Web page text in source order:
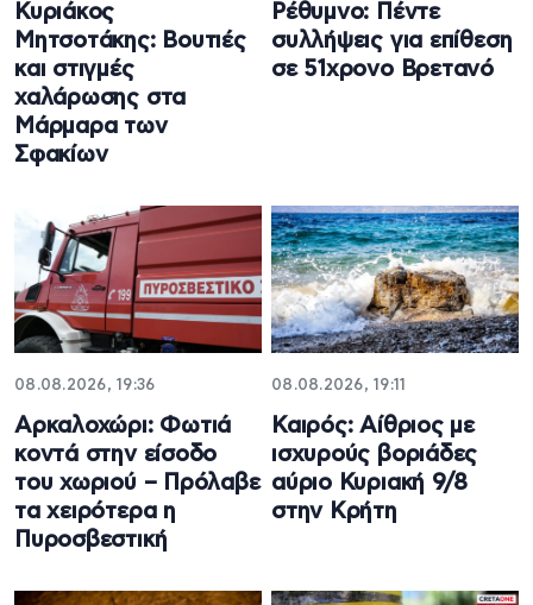
Κυριάκος
Μητσοτάκης: Βουτιές
και στιγμές
χαλάρωσης στα
Μάρμαρα των
Σφακίων
Ρέθυμνο: Πέντε
συλλήψεις για επίθεση
σε 51χρονο Βρετανό
08.08.2026, 19:36
Αρκαλοχώρι: Φωτιά
κοντά στην είσοδο
του χωριού – Πρόλαβε
τα χειρότερα η
Πυροσβεστική
08.08.2026, 19:11
Καιρός: Αίθριος με
ισχυρούς βοριάδες
αύριο Κυριακή 9/8
στην Κρήτη